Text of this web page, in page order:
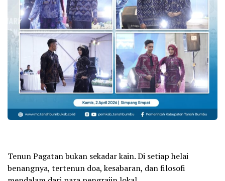
Tenun Pagatan bukan sekadar kain. Di setiap helai
benangnya, tertenun doa, kesabaran, dan filosofi